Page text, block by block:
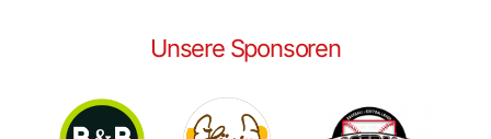
Unsere Sponsoren